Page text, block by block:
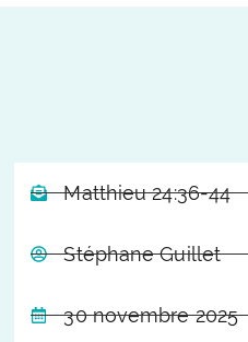
Matthieu 24:36-44
Stéphane Guillet
30 novembre 2025